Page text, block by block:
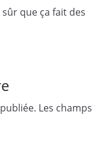
sûr que ça fait des
Les champs